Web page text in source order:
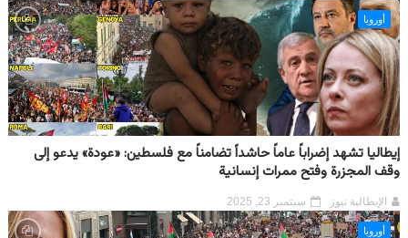
أوروبا
إيطاليا تشهد إضراباً عاماً حاشداً تضامناً مع فلسطين: «عودة» يدعو إلى
وقف المجزرة وفتح ممرات إنسانية
الإيطالية نيوز سبتمبر 23, 2025
أوروبا